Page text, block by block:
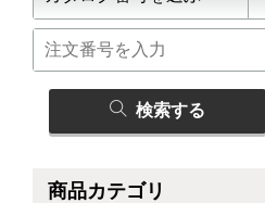
検索する
商品カテゴリ